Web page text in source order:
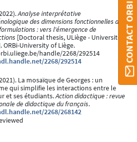
Analyse interprétative
des dimensions fonctionnelles des
: vers l'émergence de
[Doctoral thesis, ULiège - Université
ORBi-University of Liège.
handle/2268/292514
2268/292514
La mosaïque de Georges : un
qui simplifie les interactions entre le
et ses étudiants.Action didactique : revue
de didactique du français.
2268/268142
CONTACT ORBI